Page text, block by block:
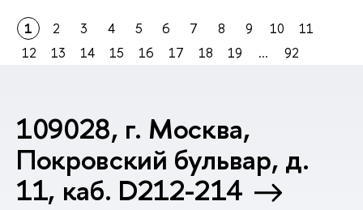
1 2 3 4 5 6 7 8 9 10
11
12
13 14 15 16 17 18 19 ... 92
109028, г. Москва,
Покровский бульвар, д.
11, каб. D212-214